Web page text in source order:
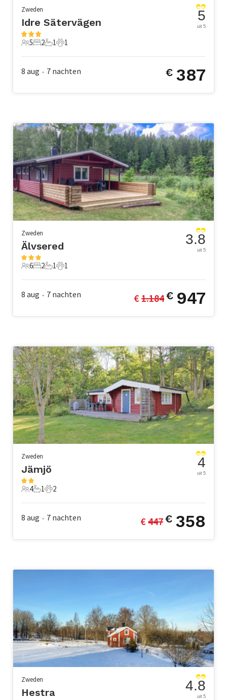
Zweden
Idre Sätervägen
5 Gasten
5
2 Slaapkamers
2
1 Badkamer
1
1 Huisdier
1
5
uit 5
8 aug • 7 nachten € 387
Zweden
Älvsered
6 Gasten
6
2 Slaapkamers
2
1 Badkamer
1
1 Huisdier
1
3.8
uit 5
8 aug • 7 nachten € 1.184€ 947
Zweden
Jämjö
4 Gasten
4
1 Badkamer
1
2 Huisdieren
2
4
uit 5
8 aug • 7 nachten € 447€ 358
Zweden
Hestra 4.8
uit 5